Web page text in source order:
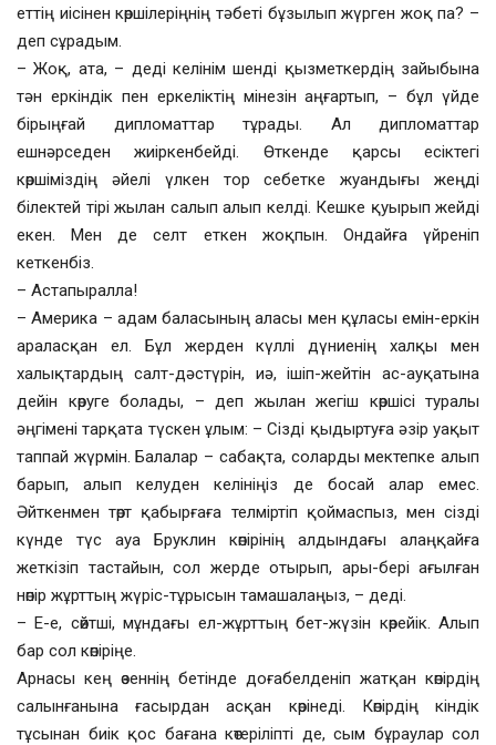
еттің иісінен көршілеріңнің тәбеті бұзылып жүрген жоқ па? –
деп сұрадым.
– Жоқ, ата, – деді келінім шенді қызметкердің зайыбына
тән еркіндік пен еркеліктің мінезін аңғартып, – бұл үйде
бірыңғай дипломаттар тұрады. Ал дипломаттар
ешнәрседен жиіркенбейді. Өткенде қарсы есіктегі
көршіміздің әйелі үлкен тор себетке жуандығы жеңді
білектей тірі жылан салып алып келді. Кешке қуырып жейді
екен. Мен де селт еткен жоқпын. Ондайға үйреніп
кеткенбіз.
– Астапыралла!
– Америка – адам баласының аласы мен құласы емін-еркін
араласқан ел. Бұл жерден күллі дүниенің халқы мен
халықтардың салт-дәстүрін, иә, ішіп-жейтін ас-ауқатына
дейін көруге болады, – деп жылан жегіш көршісі туралы
әңгімені тарқата түскен ұлым: – Сізді қыдыртуға әзір уақыт
таппай жүрмін. Балалар – сабақта, соларды мектепке алып
барып, алып келуден келініңіз де босай алар емес.
Әйткенмен төрт қабырғаға телміртіп қоймаспыз, мен сізді
күнде түс ауа Бруклин көпірінің алдындағы алаңқайға
жеткізіп тастайын, сол жерде отырып, ары-бері ағылған
нөпір жұрттың жүріс-тұрысын тамашалаңыз, – деді.
– Е-е, сөйтші, мұндағы ел-жұрттың бет-жүзін көрейік. Алып
бар сол көпіріңе.
Арнасы кең өзеннің бетінде доғабелденіп жатқан көпірдің
салынғанына ғасырдан асқан көрінеді. Көпірдің кіндік
тұсынан биік қос бағана көтеріліпті де, сым бұраулар сол